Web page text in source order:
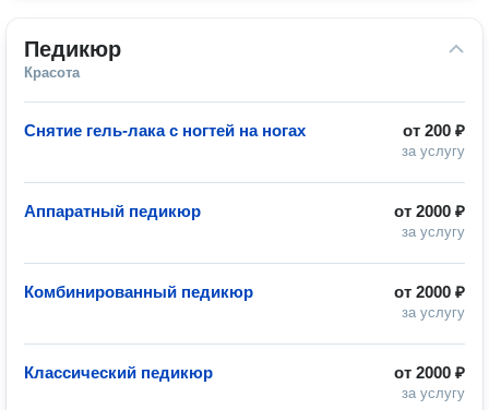
Педикюр
Красота
от 200 ₽
за услугу
Снятие гель-лака с ногтей на ногах
от 2000 ₽
за услугу
Аппаратный педикюр
от 2000 ₽
за услугу
Комбинированный педикюр
от 2000 ₽
за услугу
Классический педикюр